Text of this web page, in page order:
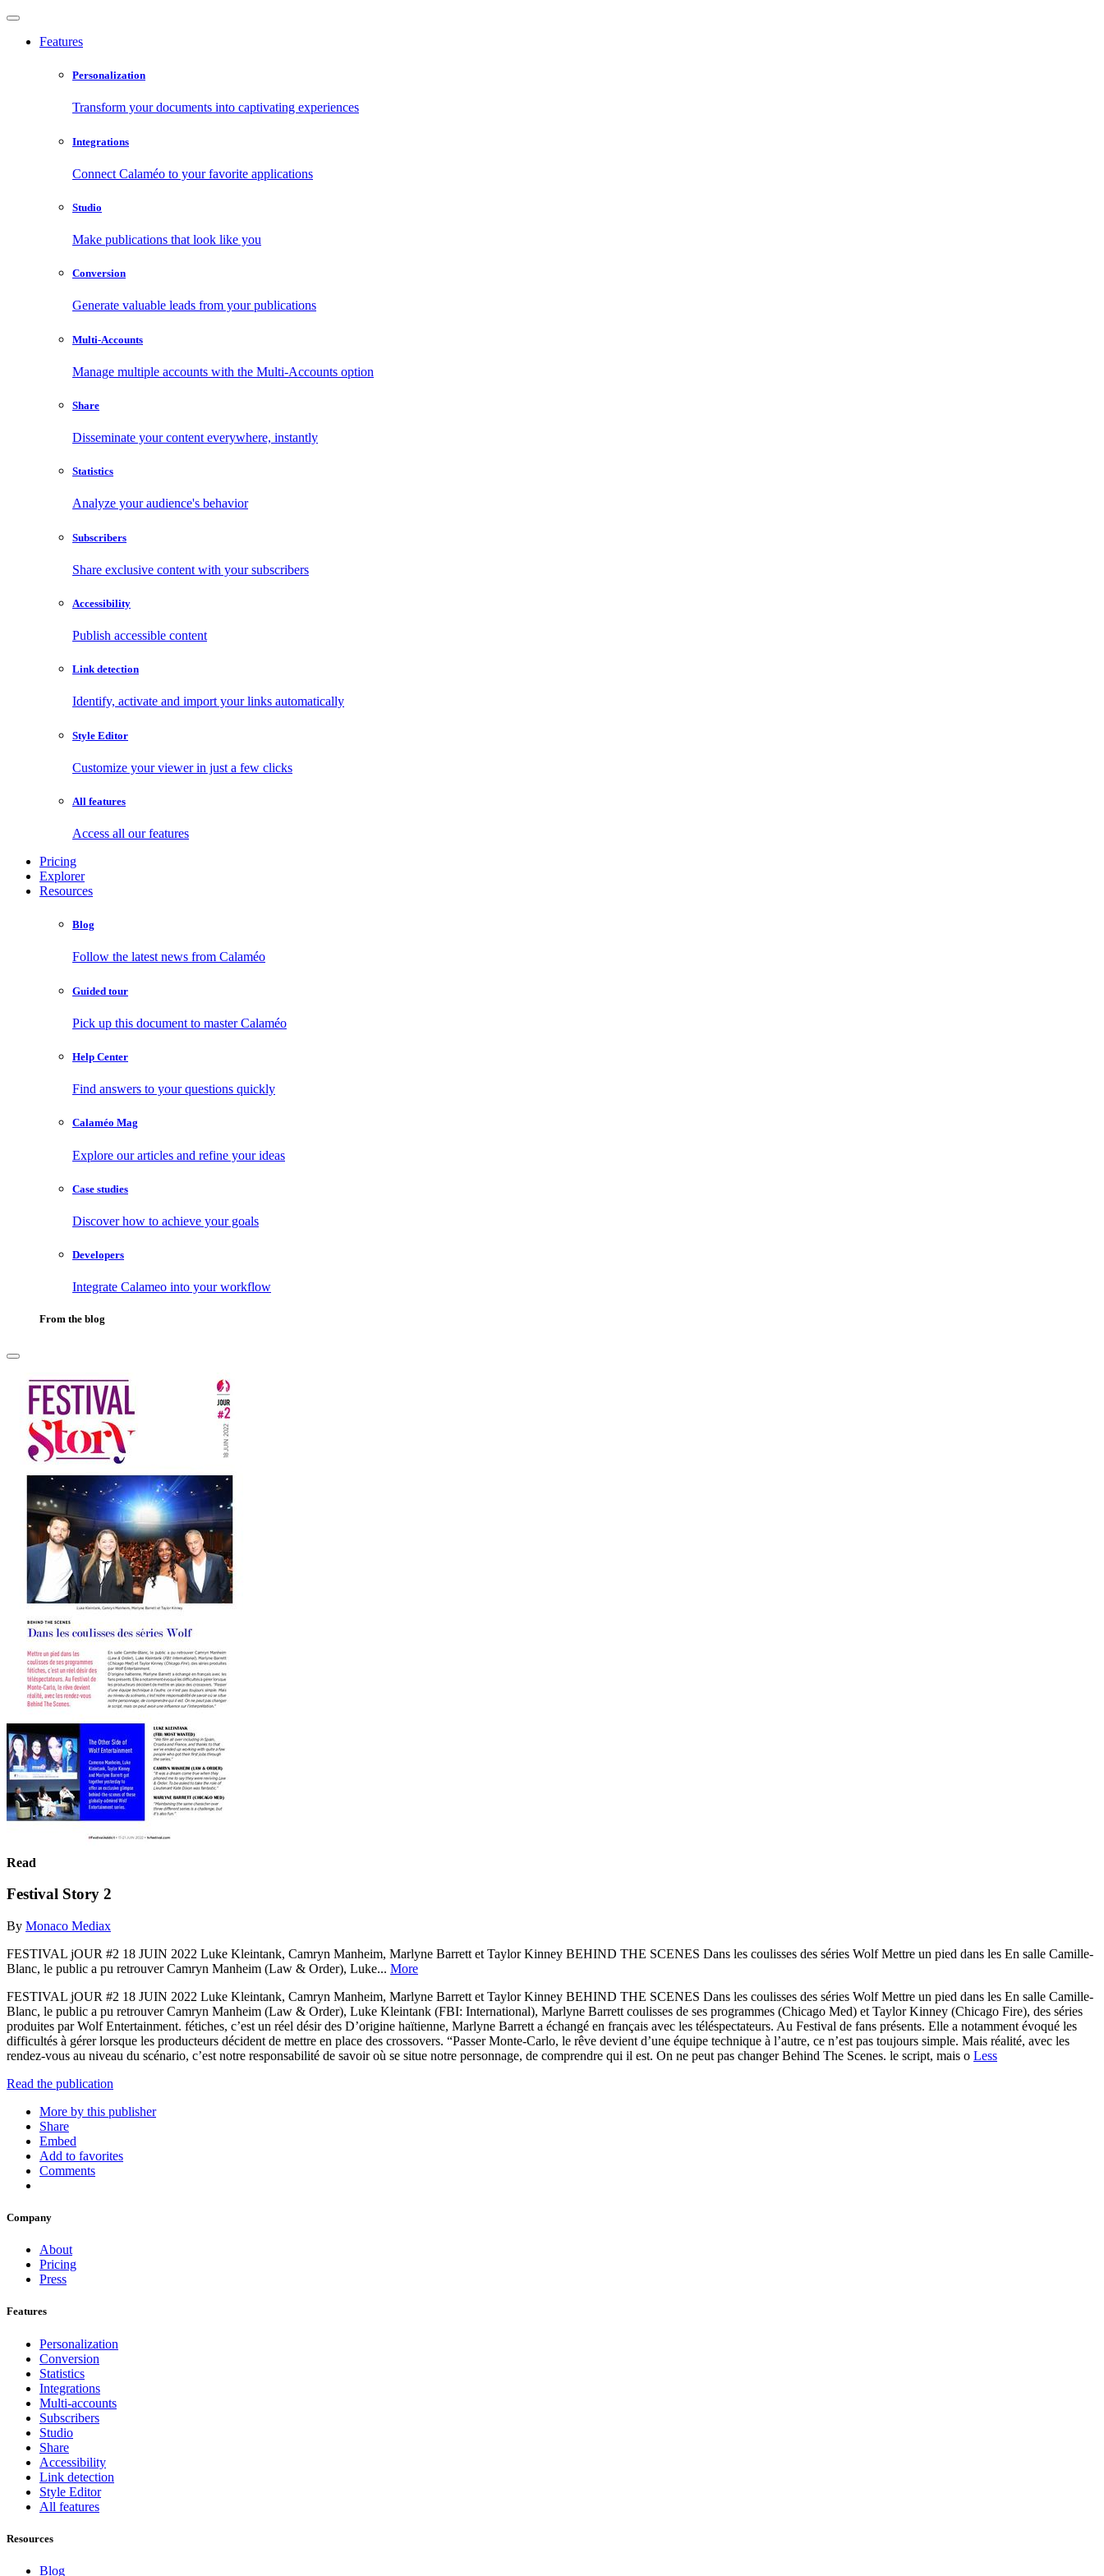
Features
Personalization
Transform your documents into captivating experiences
Integrations
Connect Calaméo to your favorite applications
Studio
Make publications that look like you
Conversion
Generate valuable leads from your publications
Multi-Accounts
Manage multiple accounts with the Multi-Accounts option
Share
Disseminate your content everywhere, instantly
Statistics
Analyze your audience's behavior
Subscribers
Share exclusive content with your subscribers
Accessibility
Publish accessible content
Link detection
Identify, activate and import your links automatically
Style Editor
Customize your viewer in just a few clicks
All features
Access all our features
Pricing
Explorer
Resources
Blog
Follow the latest news from Calaméo
Guided tour
Pick up this document to master Calaméo
Help Center
Find answers to your questions quickly
Calaméo Mag
Explore our articles and refine your ideas
Case studies
Discover how to achieve your goals
Developers
Integrate Calameo into your workflow
From the blog
Read
Festival Story 2
By Monaco Mediax
FESTIVAL jOUR #2 18 JUIN 2022 Luke Kleintank, Camryn Manheim, Marlyne Barrett et Taylor Kinney BEHIND THE SCENES Dans les coulisses des séries Wolf Mettre un pied dans les En salle Camille-
Blanc, le public a pu retrouver Camryn Manheim (Law & Order), Luke... More
FESTIVAL jOUR #2 18 JUIN 2022 Luke Kleintank, Camryn Manheim, Marlyne Barrett et Taylor Kinney BEHIND THE SCENES Dans les coulisses des séries Wolf Mettre un pied dans les En salle Camille-
Blanc, le public a pu retrouver Camryn Manheim (Law & Order), Luke Kleintank (FBI: International), Marlyne Barrett coulisses de ses programmes (Chicago Med) et Taylor Kinney (Chicago Fire), des séries
produites par Wolf Entertainment. fétiches, c’est un réel désir des D’origine haïtienne, Marlyne Barrett a échangé en français avec les téléspectateurs. Au Festival de fans présents. Elle a notamment évoqué les
difficultés à gérer lorsque les producteurs décident de mettre en place des crossovers. “Passer Monte-Carlo, le rêve devient d’une équipe technique à l’autre, ce n’est pas toujours simple. Mais réalité, avec les
rendez-vous au niveau du scénario, c’est notre responsabilité de savoir où se situe notre personnage, de comprendre qui il est. On ne peut pas changer Behind The Scenes. le script, mais o Less
Read the publication
More by this publisher
Share
Embed
Add to favorites
Comments
Company
About
Pricing
Press
Features
Personalization
Conversion
Statistics
Integrations
Multi-accounts
Subscribers
Studio
Share
Accessibility
Link detection
Style Editor
All features
Resources
Blog